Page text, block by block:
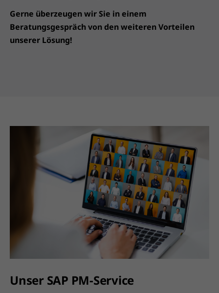
Gerne überzeugen wir Sie in einem
Beratungsgespräch von den weiteren Vorteilen
unserer Lösung!
Unser SAP PM-Service